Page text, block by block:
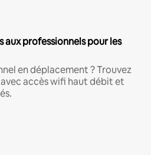
aux professionnels pour les
en déplacement ? Trouvez
accès wifi haut débit et